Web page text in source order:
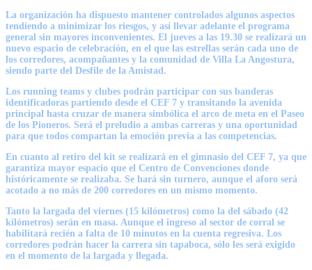
La organización ha dispuesto mantener controlados algunos aspectos
tendiendo a minimizar los riesgos, y así llevar adelante el programa
general sin mayores inconvenientes. El jueves a las 19.30 se realizará un
nuevo espacio de celebración, en el que las estrellas serán cada uno de
los corredores, acompañantes y la comunidad de Villa La Angostura,
siendo parte del Desfile de la Amistad.
Los running teams y clubes podrán participar con sus banderas
identificadoras partiendo desde el CEF 7 y transitando la avenida
principal hasta cruzar de manera simbólica el arco de meta en el Paseo
de los Pioneros. Será el preludio a ambas carreras y una oportunidad
para que todos compartan la emoción previa a las competencias.
En cuanto al retiro del kit se realizará en el gimnasio del CEF 7, ya que
garantiza mayor espacio que el Centro de Convenciones donde
históricamente se realizaba. Se hará sin turnero, aunque el aforo será
acotado a no más de 200 corredores en un mismo momento.
Tanto la largada del viernes (15 kilómetros) como la del sábado (42
kilómetros) serán en masa. Aunque el ingreso al sector de corral se
habilitará recién a falta de 10 minutos en la cuenta regresiva. Los
corredores podrán hacer la carrera sin tapaboca, sólo les será exigido
en el momento de la largada y llegada.